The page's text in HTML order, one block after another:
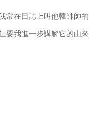
常在日誌上叫他韓帥帥
要我進一步講解它的由